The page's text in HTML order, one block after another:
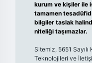
kurum ve kişiler ile
tamamen
bilgiler taslak
niteliği taşımazlar.
Sitemiz, 5651
Teknolojileri ve